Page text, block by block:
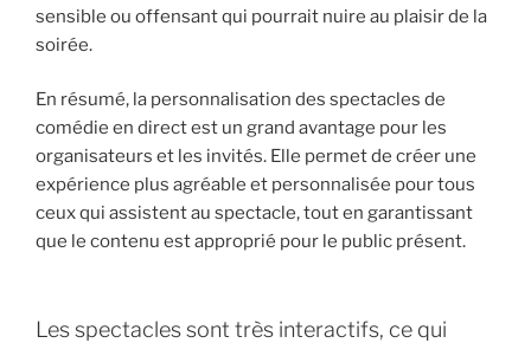
sensible ou offensant qui pourrait nuire au plaisir de la
soirée.
En résumé, la personnalisation des spectacles de
comédie en direct est un grand avantage pour les
organisateurs et les invités. Elle permet de créer une
expérience plus agréable et personnalisée pour tous
ceux qui assistent au spectacle, tout en garantissant
que le contenu est approprié pour le public présent.
Les spectacles sont très interactifs, ce qui